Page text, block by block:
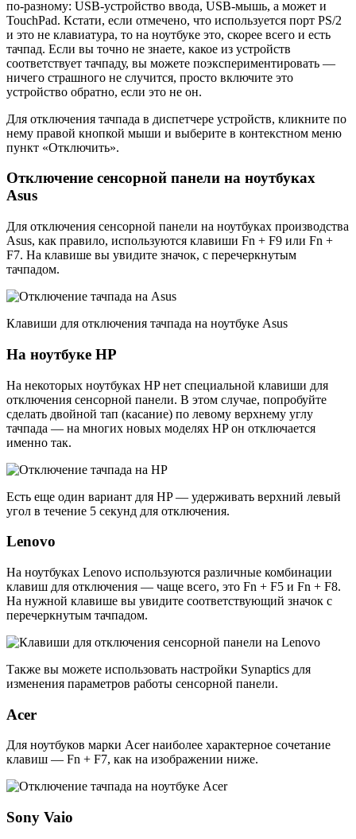
по-разному: USB-устройство ввода, USB-мышь, а может и
TouchPad. Кстати, если отмечено, что используется порт PS/2
и это не клавиатура, то на ноутбуке это, скорее всего и есть
тачпад. Если вы точно не знаете, какое из устройств
соответствует тачпаду, вы можете поэкспериментировать —
ничего страшного не случится, просто включите это
устройство обратно, если это не он.
Для отключения тачпада в диспетчере устройств, кликните по
нему правой кнопкой мыши и выберите в контекстном меню
пункт «Отключить».
Отключение сенсорной панели на ноутбуках
Asus
Для отключения сенсорной панели на ноутбуках производства
Asus, как правило, используются клавиши Fn + F9 или Fn +
F7. На клавише вы увидите значок, с перечеркнутым
тачпадом.
Клавиши для отключения тачпада на ноутбуке Asus
На ноутбуке HP
На некоторых ноутбуках HP нет специальной клавиши для
отключения сенсорной панели. В этом случае, попробуйте
сделать двойной тап (касание) по левому верхнему углу
тачпада — на многих новых моделях HP он отключается
именно так.
Есть еще один вариант для HP — удерживать верхний левый
угол в течение 5 секунд для отключения.
Lenovo
На ноутбуках Lenovo используются различные комбинации
клавиш для отключения — чаще всего, это Fn + F5 и Fn + F8.
На нужной клавише вы увидите соответствующий значок с
перечеркнутым тачпадом.
Также вы можете использовать настройки Synaptics для
изменения параметров работы сенсорной панели.
Acer
Для ноутбуков марки Acer наиболее характерное сочетание
клавиш — Fn + F7, как на изображении ниже.
Sony Vaio